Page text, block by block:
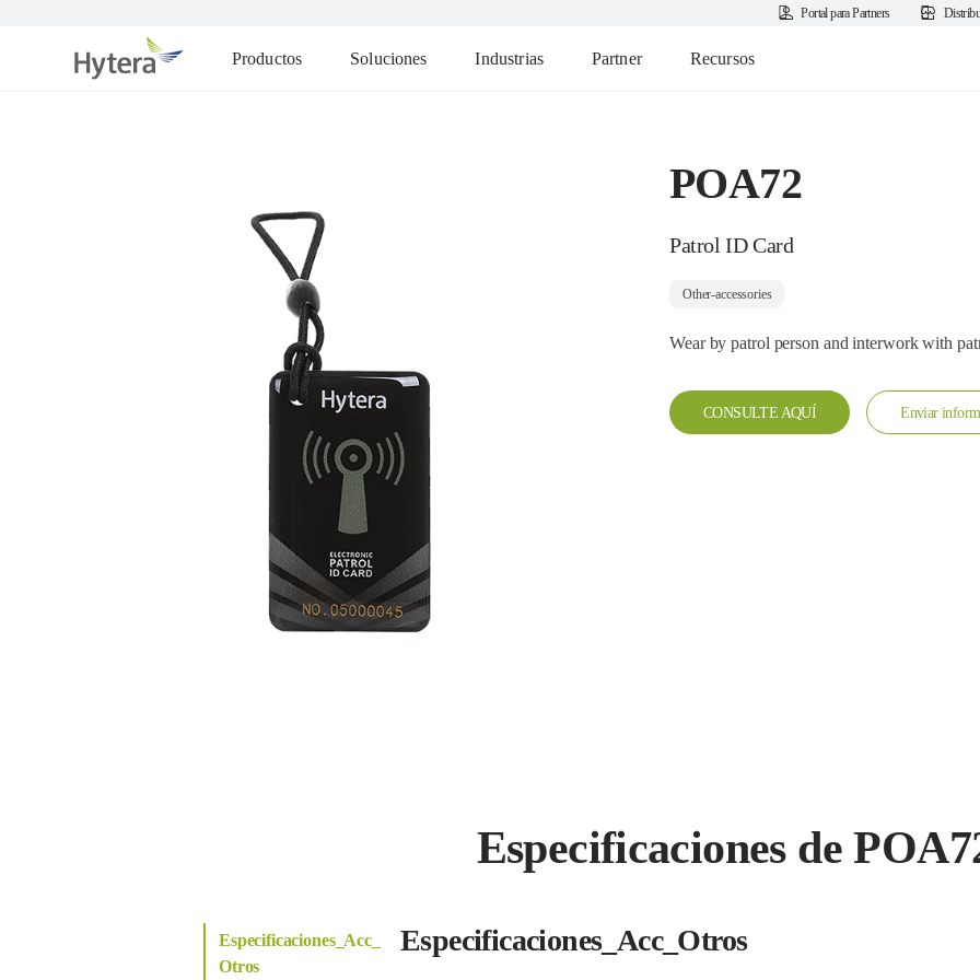
Portal para Partners
Productos Soluciones Industrias Partner Recursos
POA72
Patrol ID Card
Other-accessories
Wear by patrol person and interwork with
CONSULTE AQUÍ Enviar
Especificaciones de
Especificaciones_Acc_
Otros
Especificaciones_Acc_Otros